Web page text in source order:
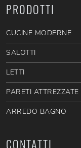
PRODOTTI
CUCINE MODERNE
SALOTTI
LETTI
PARETI ATTREZZATE
ARREDO BAGNO
CONTATTI